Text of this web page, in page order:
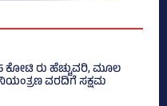
ಕೋಟಿ ರು ಹೆಚ್ಚುವರಿ, ಮೂಲ
ವರದಿಗೆ ಸಕ್ಷಮ